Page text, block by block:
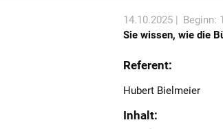
14.10.2025 | Beginn:
Sie wissen, wie die
Referent:
Hubert Bielmeier
Inhalt: